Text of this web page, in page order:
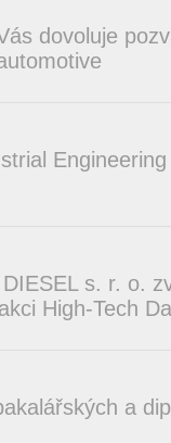
dovoluje
s. r. o.
High-Tech
a